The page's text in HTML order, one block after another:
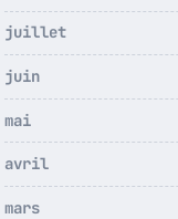
juillet
juin
mai
avril
mars